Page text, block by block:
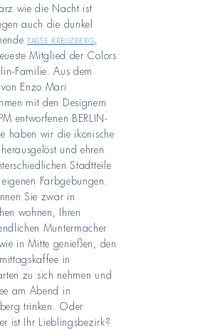
wie die Nacht ist
auch die dunkel
Tasse Kreuzberg,
Mitglied der Colors
Familie. Aus dem
Enzo Mari
mit den Designern
entworfenen BERLIN-
haben wir die ikonische
und ehren
Stadtteile
Farbgebungen.
Sie zwar in
wohnen, Ihren
Muntermacher
in Mitte genießen, den
in
zu sich nehmen und
am Abend in
trinken. Oder
ist Ihr Lieblingsbezirk?